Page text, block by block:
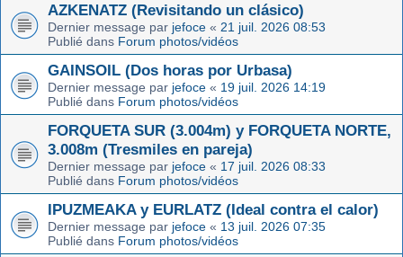
AZKENATZ (Revisitando un clásico)
Dernier message par jefoce « 21 juil. 2026 08:53
Publié dans Forum photos/vidéos
GAINSOIL (Dos horas por Urbasa)
Dernier message par jefoce « 19 juil. 2026 14:19
Publié dans Forum photos/vidéos
FORQUETA SUR (3.004m) y FORQUETA NORTE,
3.008m (Tresmiles en pareja)
Dernier message par jefoce « 17 juil. 2026 08:33
Publié dans Forum photos/vidéos
IPUZMEAKA y EURLATZ (Ideal contra el calor)
Dernier message par jefoce « 13 juil. 2026 07:35
Publié dans Forum photos/vidéos